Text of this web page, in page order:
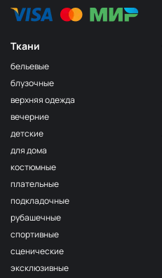
Ткани
бельевые
блузочные
верхняя одежда
вечерние
детские
для дома
костюмные
плательные
подкладочные
рубашечные
спортивные
сценические
эксклюзивные